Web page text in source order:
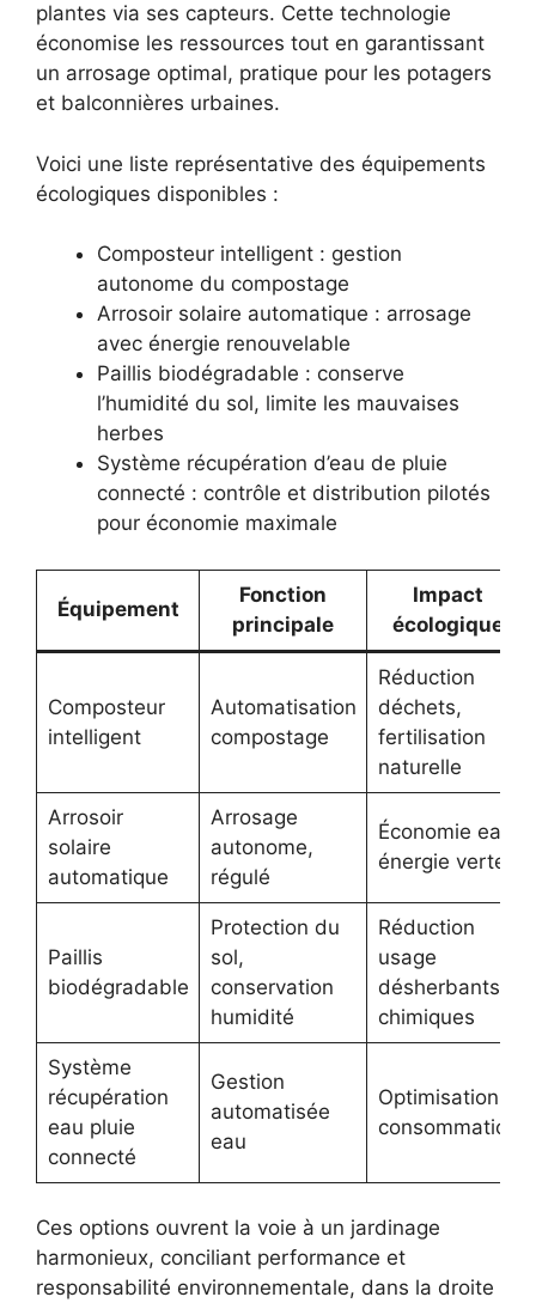
plantes via ses capteurs. Cette technologie
économise les ressources tout en garantissant
un arrosage optimal, pratique pour les potagers
et balconnières urbaines.
Voici une liste représentative des équipements
écologiques disponibles :
Composteur intelligent : gestion
autonome du compostage
Arrosoir solaire automatique : arrosage
avec énergie renouvelable
Paillis biodégradable : conserve
l’humidité du sol, limite les mauvaises
herbes
Système récupération d’eau de pluie
connecté : contrôle et distribution pilotés
pour économie maximale
Équipement
Fonction
principale
Impact
écologique
Composteur
intelligent
Automatisation
compostage
Réduction
déchets,
fertilisation
naturelle
Arrosoir
solaire
automatique
Arrosage
autonome,
régulé
Économie eau,
énergie verte
Paillis
biodégradable
Protection du
sol,
conservation
humidité
Réduction
usage
désherbants
chimiques
Système
récupération
eau pluie
connecté
Gestion
automatisée
eau
Optimisation
consommation
Ces options ouvrent la voie à un jardinage
harmonieux, conciliant performance et
responsabilité environnementale, dans la droite